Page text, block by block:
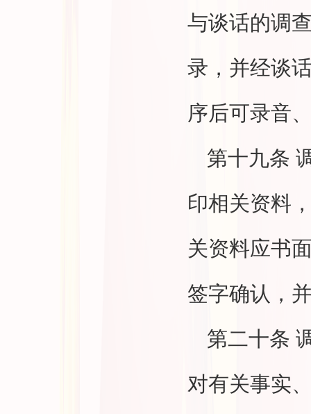
与谈话的调
录，并经谈
序后可录音
第十九条
印相关资料
关资料应书
签字确认，
第二十条
对有关事实